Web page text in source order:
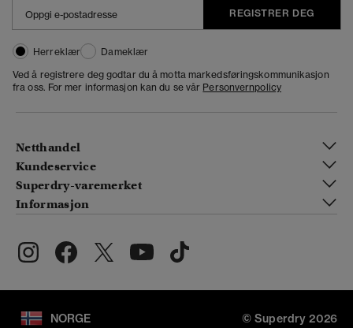
REGISTRER DEG
Herreklær
Dameklær
Ved å registrere deg godtar du å motta markedsføringskommunikasjon
fra oss. For mer informasjon kan du se vår Personvernpolicy
Netthandel
Kundeservice
Superdry-varemerket
Informasjon
NORGE © Superdry 2026